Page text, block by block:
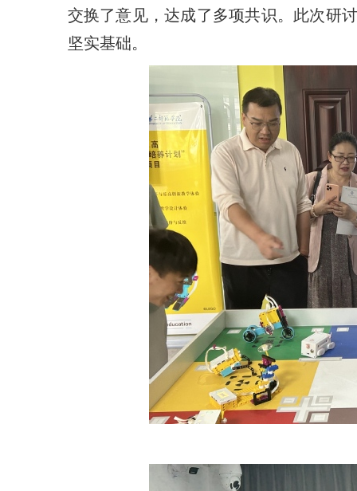
交换了意见，达成了多项共识。此次研
坚实基础。